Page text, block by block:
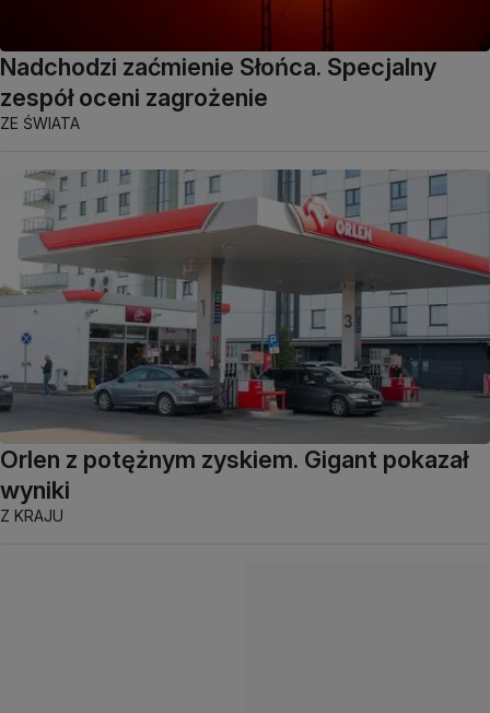
Nadchodzi zaćmienie Słońca. Specjalny
zespół oceni zagrożenie
ZE ŚWIATA
Orlen z potężnym zyskiem. Gigant pokazał
wyniki
Z KRAJU